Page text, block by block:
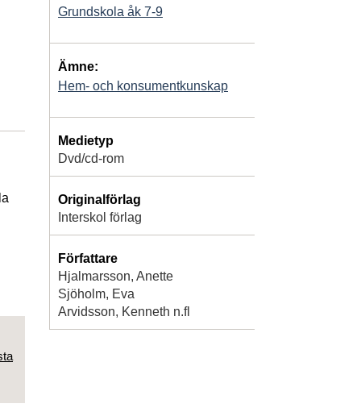
Grundskola åk 7-9
Ämne:
Hem- och konsumentkunskap
Medietyp
Dvd/cd-rom
Originalförlag
Interskol förlag
Författare
Hjalmarsson, Anette
Sjöholm, Eva
Arvidsson, Kenneth n.fl